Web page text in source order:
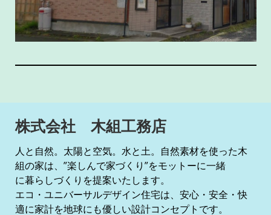
株式会社 木組工務店
人と自然。太陽と空気。水と土。自然素材を使った木
組の家は、”楽しんで家づくり”をモットーに一緒
に暮らしづくりを提案いたします。
エコ・ユニバーサルデザイン住宅は、安心・安全・快
適に家計を地球にも優しい設計コンセプトです。